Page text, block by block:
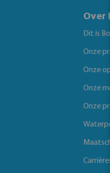
Over
Dit is
Onze
Onze
Onze
Onze